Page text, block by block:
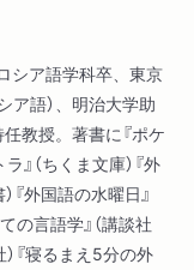
シア語学科卒、東京
ア語）、明治大学助
教授。著書に『ポケ
』（ちくま文庫）『外
『外国語の水曜日』
の言語学』（講談社
『寝るまえ5分の外